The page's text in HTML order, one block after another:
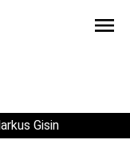
menu
Gisin